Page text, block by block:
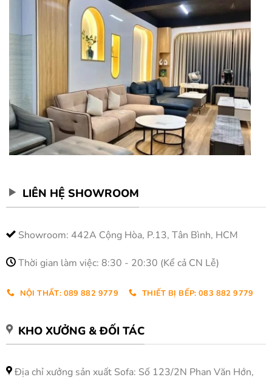
LIÊN HỆ SHOWROOM
Showroom: 442A Cộng Hòa, P.13, Tân Bình, HCM
Thời gian làm việc: 8:30 - 20:30 (Kể cả CN Lễ)
NỘI THẤT: 089 882 9779 THIẾT BỊ BẾP: 083 882 9779
KHO XƯỞNG & ĐỐI TÁC
Địa chỉ xưởng sản xuất Sofa: Số 123/2N Phan Văn Hớn,